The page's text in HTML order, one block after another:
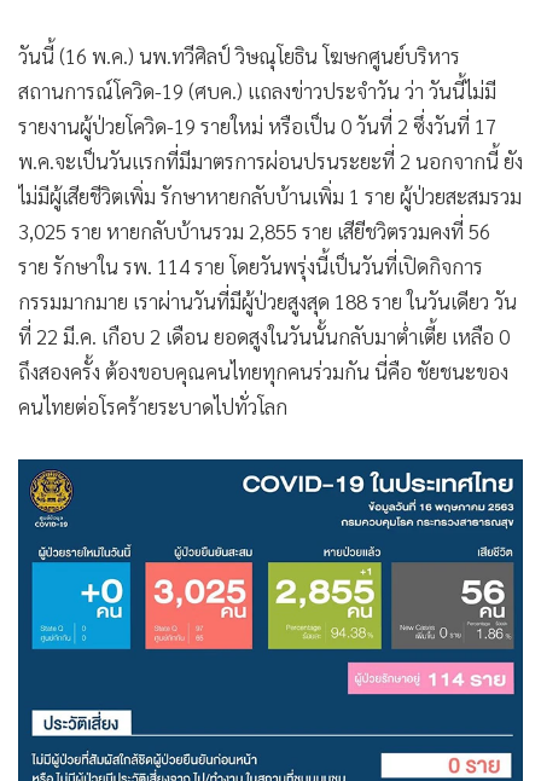
• Factcheck
• ญี่ปุ่น
• News1
• Gotomanager
วันนี้ (16 พ.ค.) นพ.ทวีศิลป์ วิษณุโยธิน โฆษกศูนย์บริหาร
สถานการณ์โควิด-19 (ศบค.) แถลงข่าวประจำวัน ว่า วันนี้ไม่มี
รายงานผู้ป่วยโควิด-19 รายใหม่ หรือเป็น 0 วันที่ 2 ซึ่งวันที่ 17
พ.ค.จะเป็นวันแรกที่มีมาตรการผ่อนปรนระยะที่ 2 นอกจากนี้ ยัง
ไม่มีผู้เสียชีวิตเพิ่ม รักษาหายกลับบ้านเพิ่ม 1 ราย ผู้ป่วยสะสมรวม
3,025 ราย หายกลับบ้านรวม 2,855 ราย เสียีชวิตรวมคงที่ 56
ราย รักษาใน รพ. 114 ราย โดยวันพรุ่งนี้เป็นวันที่เปิดกิจการ
กรรมมากมาย เราผ่านวันที่มีผู้ป่วยสูงสุด 188 ราย ในวันเดียว วัน
ที่ 22 มี.ค. เกือบ 2 เดือน ยอดสูงในวันนั้นกลับมาต่ำเตี้ย เหลือ 0
ถึงสองครั้ง ต้องขอบคุณคนไทยทุกคนร่วมกัน นี่คือ ชัยชนะของ
คนไทยต่อโรคร้ายระบาดไปทั่วโลก